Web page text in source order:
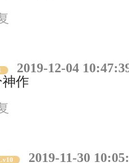
2019-12-04
作
2019-11-30